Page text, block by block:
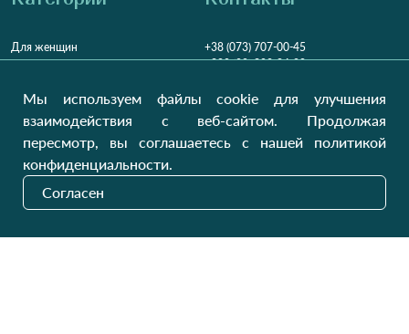
Для женщин
Для детей
Домашний текстиль
+38 (073) 707-00-45
+380 (99) 302-84-98
Заказать звонок?
Пн-Пт9:00 - 16:00
НДВихідний
Наши обновления
Мы используем файлы cookie для улучшения
взаимодействия с веб-сайтом. Продолжая
пересмотр, вы соглашаетесь с нашей политикой
конфиденциальности.
Согласен